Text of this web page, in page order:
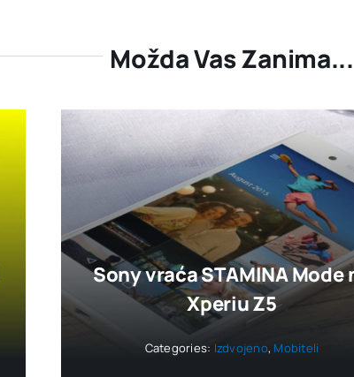
Možda Vas Zanima...
Sony vraća STAMINA Mode
Xperiu Z5
Categories: Izdvojeno, Mobiteli